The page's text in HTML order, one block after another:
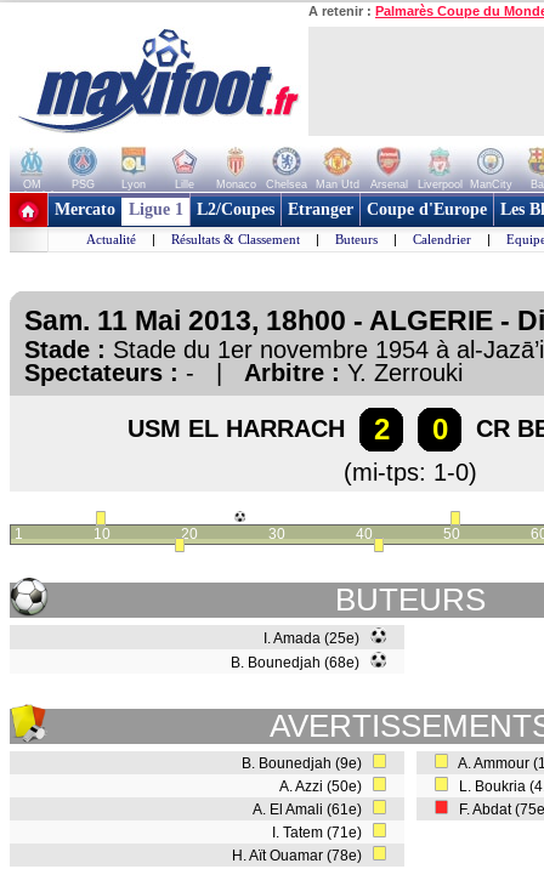
A retenir : Palmarès Coupe du
OM PSG Lyon Lille Monaco Chelsea Man Utd Arsenal Liverpool ManCity
+ de clubs
Mercato Ligue 1 L2/Coupes Etranger Coupe d'Europe Les
Actualité | Résultats & Classement | Buteurs | Calendrier |
Sam. 11 Mai 2013, 18h00 - ALGERIE -
Stade : Stade du 1er novembre 1954 à al-
Spectateurs : - | Arbitre : Y. Zerrouki
USM EL HARRACH 2 0
CR
(mi-tps: 1-0)
1 10 20 30 40 50
BUTEURS
I. Amada (25e)
B. Bounedjah (68e)
B. Bounedjah (9e)
A. Azzi (50e)
A. El Amali (61e)
I. Tatem (71e)
H. Aït Ouamar (78e)
A. Ammour
L. Boukria
F. Abdat